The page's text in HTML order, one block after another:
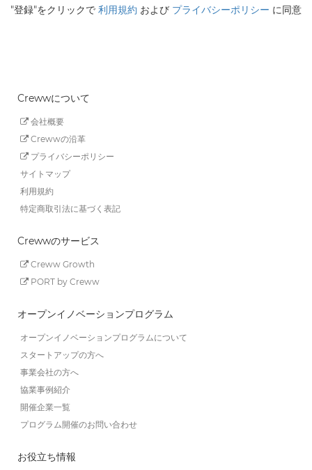
"登録"をクリックで 利用規約 および プライバシーポリシー に同意
Crewwについて
会社概要
Crewwの沿革
プライバシーポリシー
サイトマップ
利用規約
特定商取引法に基づく表記
Crewwのサービス
Creww Growth
PORT by Creww
オープンイノベーションプログラム
オープンイノベーションプログラムについて
スタートアップの方へ
事業会社の方へ
協業事例紹介
開催企業一覧
プログラム開催のお問い合わせ
お役立ち情報